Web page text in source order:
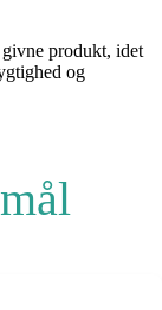
produkt, idet
og